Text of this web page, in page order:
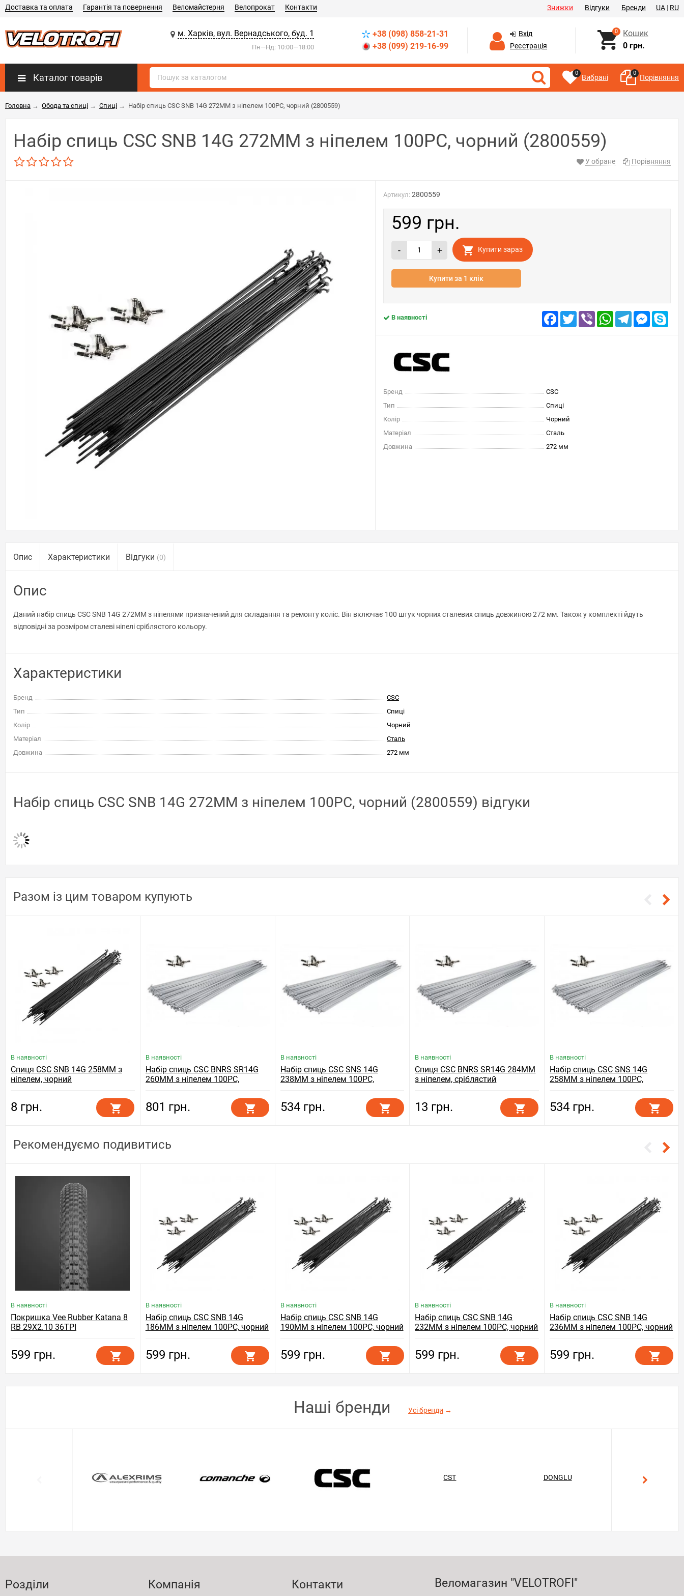
Знижки Відгуки Бренди UA | RU
Доставка та оплата Гарантія та повернення Веломайстерня Велопрокат Контакти
м. Харків, вул. Вернадського, буд. 1
Пн—Нд: 10:00—18:00
+38 (098) 858-21-31
+38 (099) 219-16-99
Вхід
Реєстрація
0
Кошик
0 грн.
Каталог товарів 0 Вибрані 0 Порівняння
Головна → Обода та спиці → Спиці → Набір спиць CSC SNB 14G 272MM з ніпелем 100PC, чорний (2800559)
Набір спиць CSC SNB 14G 272MM з ніпелем 100PC, чорний (2800559)
У обране Порівняння
Артикул: 2800559
599 грн.
- + Купити зараз
Купити за 1 клік
В наявності Facebook
TwitterViber WhatsAppTelegram
Бренд
CSC
Тип
Спиці
Колір
Чорний
Матеріал
Сталь
Довжина
272 мм
Опис Характеристики Відгуки (0)
Опис
Даний набір спиць CSC SNB 14G 272MM з ніпелями призначений для складання та ремонту коліс. Він включає 100 штук чорних сталевих спиць довжиною 272 мм. Також у комплекті йдуть
відповідні за розміром сталеві ніпелі сріблястого кольору.
Характеристики
Бренд
CSC
Тип
Спиці
Колір
Чорний
Матеріал
Сталь
Довжина
272 мм
Набір спиць CSC SNB 14G 272MM з ніпелем 100PC, чорний (2800559) відгуки
Разом із цим товаром купують
В наявності
Спиця CSC SNB 14G 258MM з
ніпелем, чорний
8 грн.
В наявності
Набір спиць CSC BNRS SR14G
260MM з ніпелем 100PC,
801 грн.
В наявності
Набір спиць CSC SNS 14G
238MM з ніпелем 100PC,
534 грн.
В наявності
Спиця CSC BNRS SR14G 284MM
з ніпелем, сріблястий
13 грн.
В наявності
Набір спиць CSC SNS 14G
258MM з ніпелем 100PC,
534 грн.
Рекомендуємо подивитись
В наявності
Покришка Vee Rubber Katana 8
RB 29X2.10 36TPI
599 грн.
В наявності
Набір спиць CSC SNB 14G
186MM з ніпелем 100PC, чорний
599 грн.
В наявності
Набір спиць CSC SNB 14G
190MM з ніпелем 100PC, чорний
599 грн.
В наявності
Набір спиць CSC SNB 14G
232MM з ніпелем 100PC, чорний
599 грн.
В наявності
Набір спиць CSC SNB 14G
236MM з ніпелем 100PC, чорний
599 грн.
Наші бренди Усі бренди →
CST DONGLU
Розділи Компанія Контакти Веломагазин "VELOTROFI"